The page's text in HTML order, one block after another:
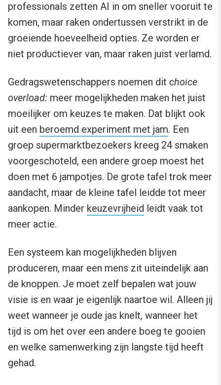
professionals zetten AI in om sneller vooruit te
komen, maar raken ondertussen verstrikt in de
groeiende hoeveelheid opties. Ze worden er
niet productiever van, maar raken juist verlamd.
Gedragswetenschappers noemen dit choice
overload: meer mogelijkheden maken het juist
moeilijker om keuzes te maken. Dat blijkt ook
uit een beroemd experiment met jam. Een
groep supermarktbezoekers kreeg 24 smaken
voorgeschoteld, een andere groep moest het
doen met 6 jampotjes. De grote tafel trok meer
aandacht, maar de kleine tafel leidde tot meer
aankopen. Minder keuzevrijheid leidt vaak tot
meer actie.
Een systeem kan mogelijkheden blijven
produceren, maar een mens zit uiteindelijk aan
de knoppen. Je moet zelf bepalen wat jouw
visie is en waar je eigenlijk naartoe wil. Alleen jij
weet wanneer je oude jas knelt, wanneer het
tijd is om het over een andere boeg te gooien
en welke samenwerking zijn langste tijd heeft
gehad.